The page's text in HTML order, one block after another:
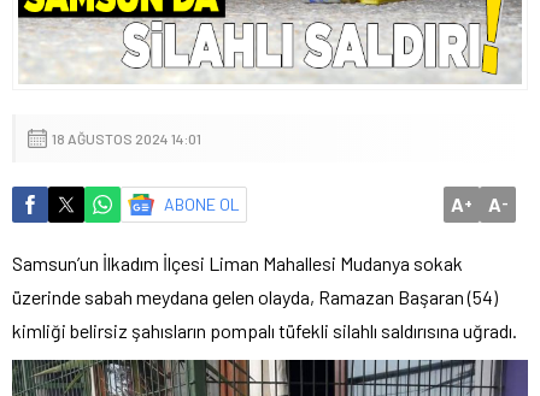
18 AĞUSTOS 2024 14:01
ABONE OL A+ A-
Samsun’un İlkadım İlçesi Liman Mahallesi Mudanya sokak
üzerinde sabah meydana gelen olayda, Ramazan Başaran (54)
kimliği belirsiz şahısların pompalı tüfekli silahlı saldırısına uğradı.